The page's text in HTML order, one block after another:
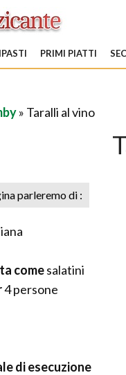
PRIMI PIATTI
» Taralli al vino
parleremo di :
comesalatini
4persone
di esecuzione